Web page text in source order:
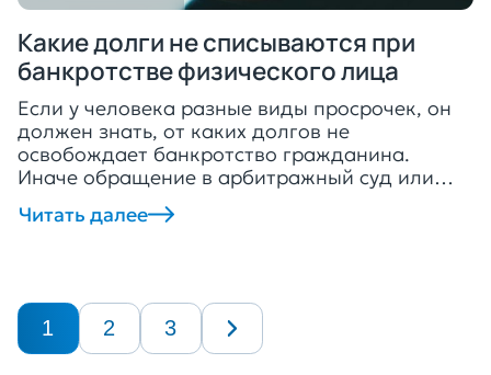
Какие долги не списываются при
банкротстве физического лица
Если у человека разные виды просрочек, он
должен знать, от каких долгов не
освобождает банкротство гражданина.
Иначе обращение в арбитражный суд или
МФЦ может оказаться бессмысленным.
Рассказываем, что нельзя списать при
всего, по кредитным обязательствам. Если у
гражданина нет имущества для взыскания,
то […]
Читать далее
1 2 3